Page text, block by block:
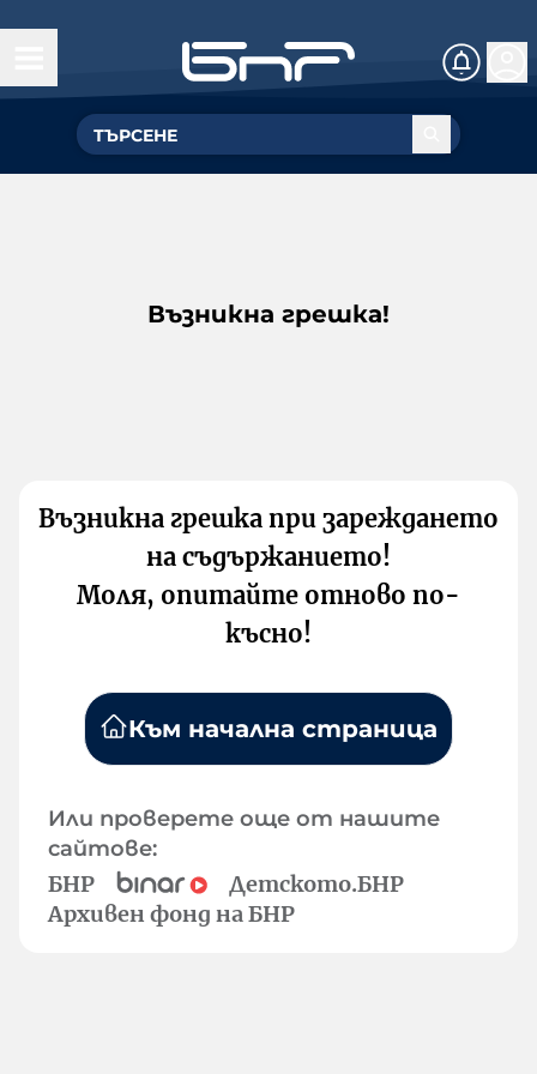
Възникна грешка!
Възникна грешка при зареждането
на съдържанието!
Моля, опитайте отново по-
късно!
Към начална страница
Или проверете още от нашите
сайтове:
БНР
Детското.БНР
Архивен фонд на БНР